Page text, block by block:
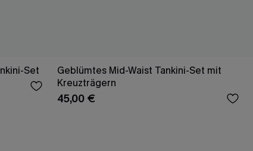
Set
Geblümtes Mid-Waist Tankini-Set mit
Kreuzträgern
45,00 €